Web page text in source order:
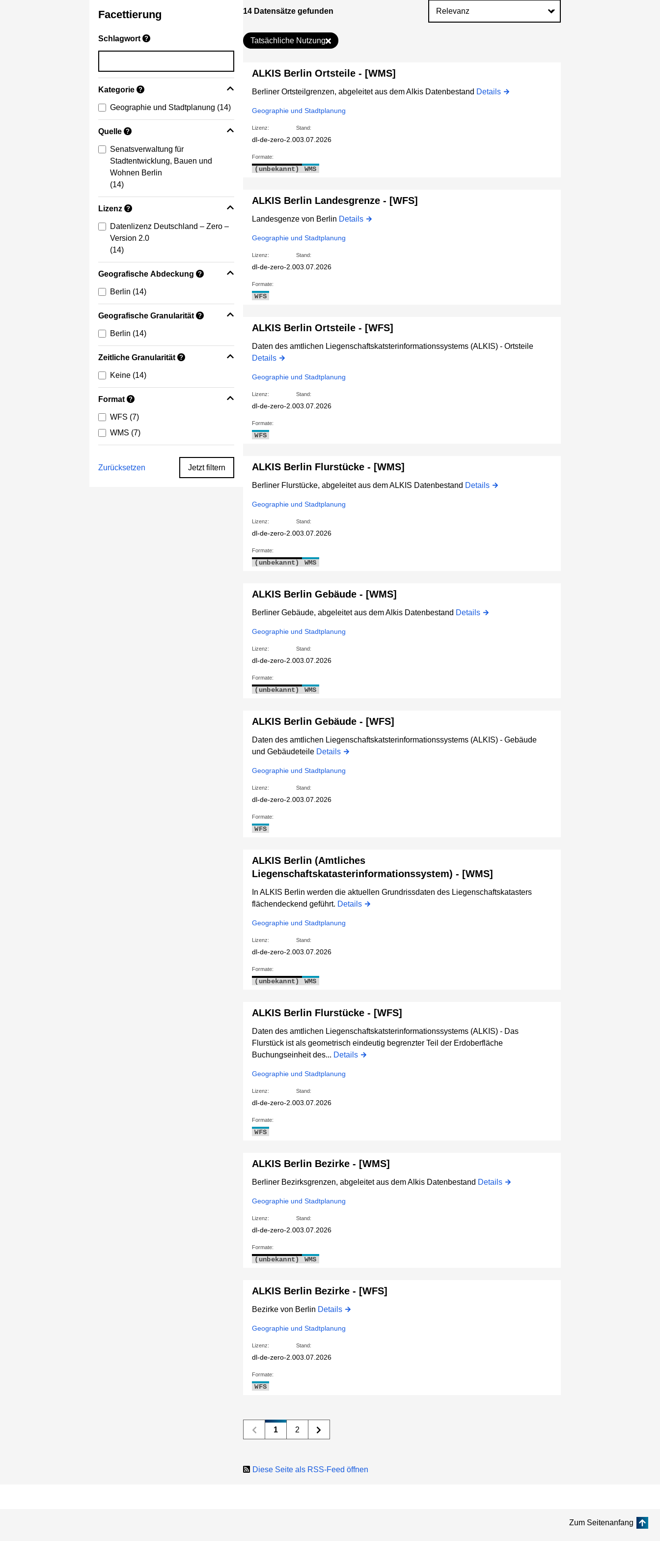
Facettierung
Schlagwort ?
Kategorie ?
Geographie und Stadtplanung (14)
Quelle ?
Senatsverwaltung für
Stadtentwicklung, Bauen und
Wohnen Berlin
(14)
Lizenz ?
Datenlizenz Deutschland – Zero –
Version 2.0
(14)
Geografische Abdeckung ?
Berlin (14)
Geografische Granularität ?
Berlin (14)
Zeitliche Granularität ?
Keine (14)
Format ?
WFS (7)
WMS (7)
Zurücksetzen Jetzt filtern
14 Datensätze gefunden
Tatsächliche Nutzung
ALKIS Berlin Ortsteile - [WMS]
Berliner Ortsteilgrenzen, abgeleitet aus dem Alkis Datenbestand Details
Geographie und Stadtplanung
Lizenz:
dl-de-zero-2.0
Stand:
03.07.2026
Formate:
(unbekannt) WMS
ALKIS Berlin Landesgrenze - [WFS]
Landesgenze von Berlin Details
Geographie und Stadtplanung
Lizenz:
dl-de-zero-2.0
Stand:
03.07.2026
Formate:
WFS
ALKIS Berlin Ortsteile - [WFS]
Daten des amtlichen Liegenschaftskatsterinformationssystems (ALKIS) - Ortsteile
Details
Geographie und Stadtplanung
Lizenz:
dl-de-zero-2.0
Stand:
03.07.2026
Formate:
WFS
ALKIS Berlin Flurstücke - [WMS]
Berliner Flurstücke, abgeleitet aus dem ALKIS Datenbestand Details
Geographie und Stadtplanung
Lizenz:
dl-de-zero-2.0
Stand:
03.07.2026
Formate:
(unbekannt) WMS
ALKIS Berlin Gebäude - [WMS]
Berliner Gebäude, abgeleitet aus dem Alkis Datenbestand Details
Geographie und Stadtplanung
Lizenz:
dl-de-zero-2.0
Stand:
03.07.2026
Formate:
(unbekannt) WMS
ALKIS Berlin Gebäude - [WFS]
Daten des amtlichen Liegenschaftskatsterinformationssystems (ALKIS) - Gebäude
und Gebäudeteile Details
Geographie und Stadtplanung
Lizenz:
dl-de-zero-2.0
Stand:
03.07.2026
Formate:
WFS
ALKIS Berlin (Amtliches
Liegenschaftskatasterinformationssystem) - [WMS]
In ALKIS Berlin werden die aktuellen Grundrissdaten des Liegenschaftskatasters
flächendeckend geführt. Details
Geographie und Stadtplanung
Lizenz:
dl-de-zero-2.0
Stand:
03.07.2026
Formate:
(unbekannt) WMS
ALKIS Berlin Flurstücke - [WFS]
Daten des amtlichen Liegenschaftskatsterinformationssystems (ALKIS) - Das
Flurstück ist als geometrisch eindeutig begrenzter Teil der Erdoberfläche
Buchungseinheit des... Details
Geographie und Stadtplanung
Lizenz:
dl-de-zero-2.0
Stand:
03.07.2026
Formate:
WFS
ALKIS Berlin Bezirke - [WMS]
Berliner Bezirksgrenzen, abgeleitet aus dem Alkis Datenbestand Details
Geographie und Stadtplanung
Lizenz:
dl-de-zero-2.0
Stand:
03.07.2026
Formate:
(unbekannt) WMS
ALKIS Berlin Bezirke - [WFS]
Bezirke von Berlin Details
Geographie und Stadtplanung
Lizenz:
dl-de-zero-2.0
Stand:
03.07.2026
Formate:
WFS
1 2
Diese Seite als RSS-Feed öffnen
Zum Seitenanfang